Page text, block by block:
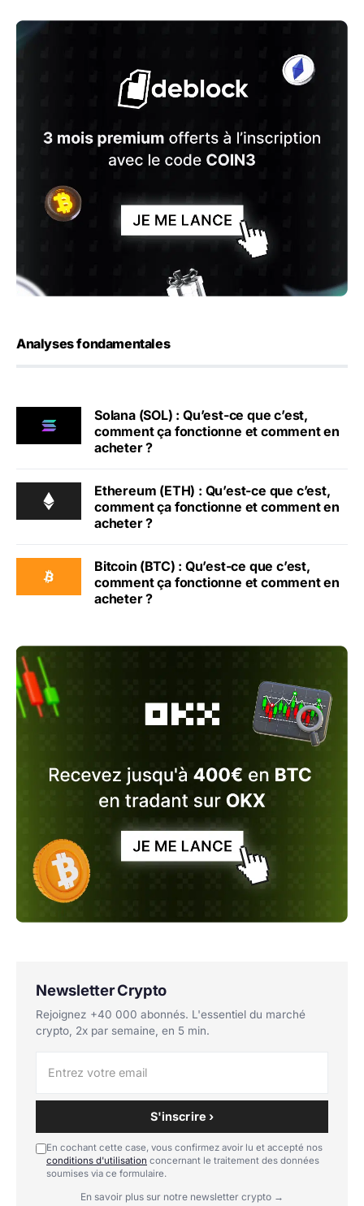
Analyses fondamentales
Solana (SOL) : Qu’est-ce que c’est,
comment ça fonctionne et comment en
acheter ?
Ethereum (ETH) : Qu’est-ce que c’est,
comment ça fonctionne et comment en
acheter ?
Bitcoin (BTC) : Qu’est-ce que c’est,
comment ça fonctionne et comment en
acheter ?
Newsletter Crypto
Rejoignez +40 000 abonnés. L'essentiel du marché
crypto, 2x par semaine, en 5 min.
S'inscrire ›
En cochant cette case, vous confirmez avoir lu et accepté nos
conditions d'utilisation concernant le traitement des données
soumises via ce formulaire.
En savoir plus sur notre newsletter crypto →